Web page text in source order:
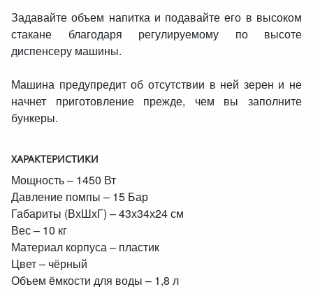
Задавайте объем напитка и подавайте его в высоком
стакане благодаря регулируемому по высоте
диспенсеру машины.
Машина предупредит об отсутствии в ней зерен и не
начнет приготовление прежде, чем вы заполните
бункеры.
ХАРАКТЕРИСТИКИ
Мощность – 1450 Вт
Давление помпы – 15 Бар
Габариты (ВхШхГ) – 43х34х24 см
Вес – 10 кг
Материал корпуса – пластик
Цвет – чёрный
Объем ёмкости для воды – 1,8 л